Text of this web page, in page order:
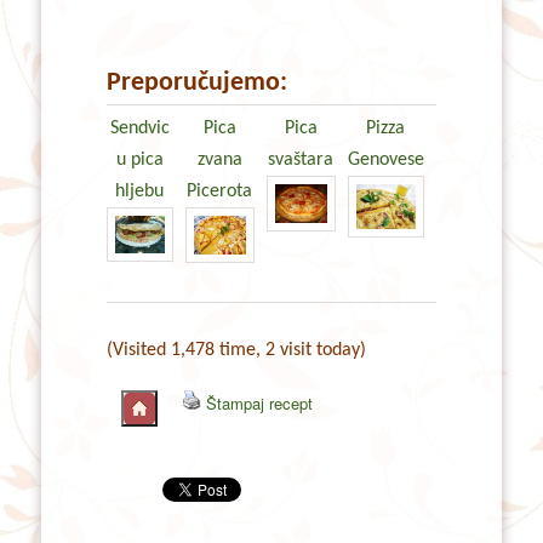
Preporučujemo:
Sendvic
u pica
hljebu
Pica
zvana
Picerota
Pica
svaštara
Pizza
Genovese
(Visited 1,478 time, 2 visit today)
Štampaj recept